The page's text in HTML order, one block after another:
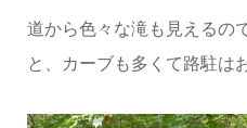
道から色々な滝も見えるの
と、カーブも多くて路駐は